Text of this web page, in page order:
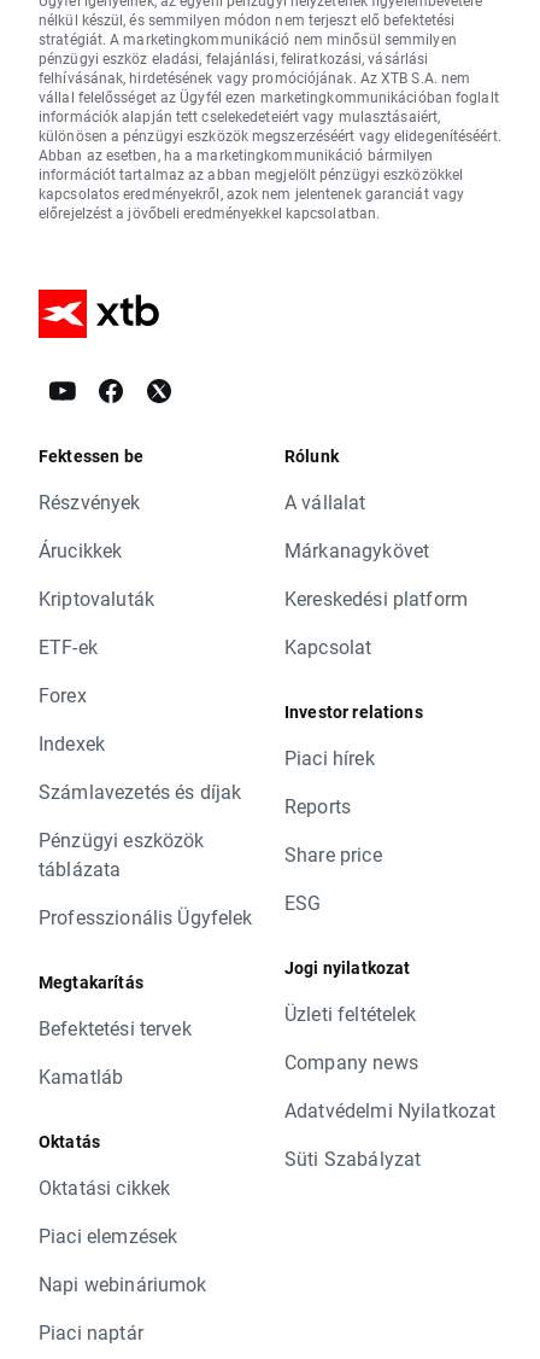
nélkül készül, és semmilyen módon nem terjeszt elő befektetési
stratégiát. A marketingkommunikáció nem minősül semmilyen
pénzügyi eszköz eladási, felajánlási, feliratkozási, vásárlási
felhívásának, hirdetésének vagy promóciójának. Az XTB S.A. nem
vállal felelősséget az Ügyfél ezen marketingkommunikációban foglalt
információk alapján tett cselekedeteiért vagy mulasztásaiért,
különösen a pénzügyi eszközök megszerzéséért vagy elidegenítéséért.
Abban az esetben, ha a marketingkommunikáció bármilyen
információt tartalmaz az abban megjelölt pénzügyi eszközökkel
kapcsolatos eredményekről, azok nem jelentenek garanciát vagy
előrejelzést a jövőbeli eredményekkel kapcsolatban.
Fektessen be
Részvények
Árucikkek
Kriptovaluták
ETF-ek
Forex
Indexek
Számlavezetés és díjak
Pénzügyi eszközök
táblázata
Professzionális Ügyfelek
Megtakarítás
Befektetési tervek
Kamatláb
Oktatás
Oktatási cikkek
Piaci elemzések
Napi webináriumok
Piaci naptár
Rólunk
A vállalat
Márkanagykövet
Kereskedési platform
Kapcsolat
Investor relations
Piaci hírek
Reports
Share price
ESG
Jogi nyilatkozat
Üzleti feltételek
Company news
Adatvédelmi Nyilatkozat
Süti Szabályzat